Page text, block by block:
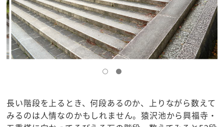
長い階段を上るとき、何段あるのか、上りながら数えて
みるのは人情なのかもしれません。猿沢池から興福寺・